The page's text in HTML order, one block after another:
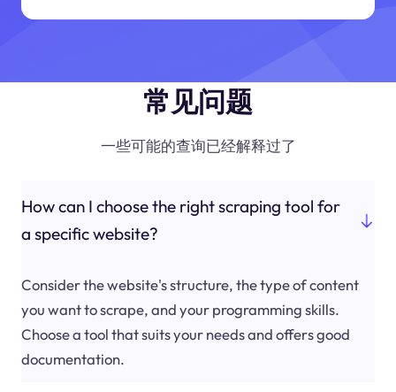
常见问题
一些可能的查询已经解释过了
How can I choose the right scraping tool for
a specific website?
Consider the website's structure, the type of content
you want to scrape, and your programming skills.
Choose a tool that suits your needs and offers good
documentation.